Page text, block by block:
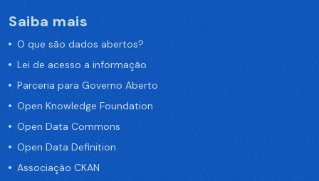
Saiba mais
O que são dados abertos?
Lei de acesso a informação
Parceria para Governo Aberto
Open Knowledge Foundation
Open Data Commons
Open Data Definition
Associação CKAN